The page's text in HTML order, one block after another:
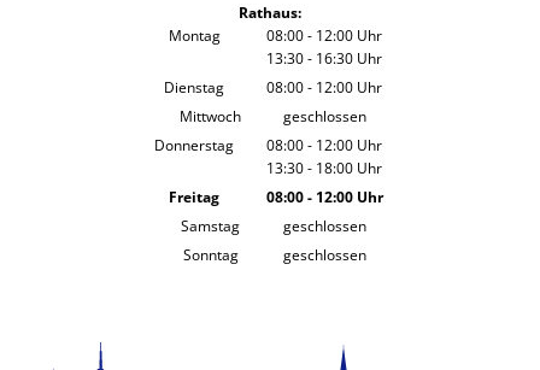
Rathaus:
Montag
08:00- 12:00 Uhr
Von 08:00 bis 12:00 Uhr
13:30- 16:30 Uhr
Von 13:30 bis 16:30 Uhr
Dienstag 08:00- 12:00 Uhr
Von 08:00 bis 12:00 Uhr
Mittwoch
geschlossen
Donnerstag
08:00- 12:00 Uhr
Von 08:00 bis 12:00 Uhr
13:30- 18:00 Uhr
Von 13:30 bis 18:00 Uhr
Freitag 08:00- 12:00Uhr
Von 08:00 bis 12:00 Uhr
Samstag
geschlossen
Sonntag
geschlossen